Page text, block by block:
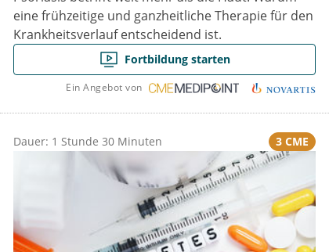
eine frühzeitige und ganzheitliche Therapie für den
Krankheitsverlauf entscheidend ist.
Fortbildung starten
Ein Angebot von
Dauer: 1 Stunde 30 Minuten 3 CME